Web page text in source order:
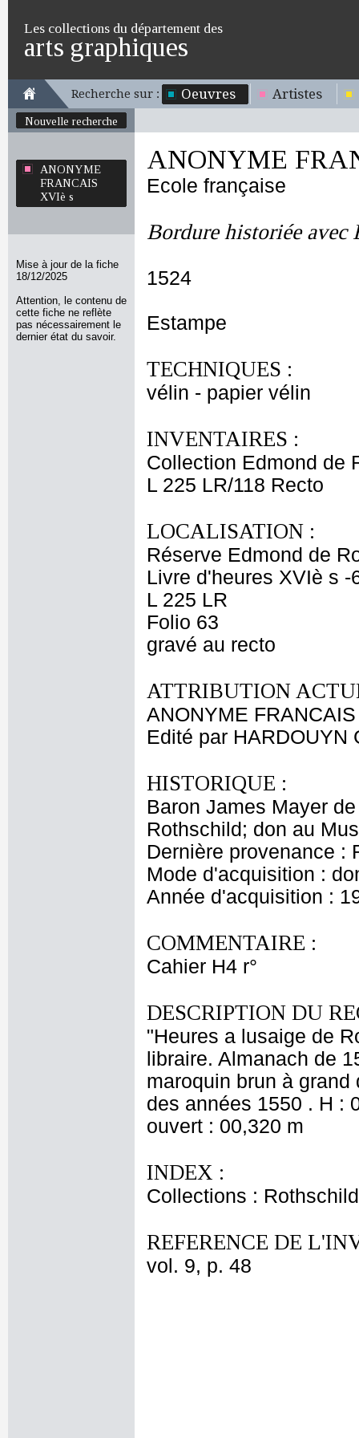
Les collections du département des
arts graphiques
Recherche sur : Oeuvres Artistes
Nouvelle recherche
ANONYME
FRANCAIS
XVIè s
Mise à jour de la fiche
18/12/2025
Attention, le contenu de
cette fiche ne reflète
pas nécessairement le
dernier état du savoir.
ANONYME
Ecole française
Bordure historiée avec
1524
Estampe
TECHNIQUES :
vélin - papier vélin
INVENTAIRES :
Collection Edmond de
L 225 LR/118 Recto
LOCALISATION :
Réserve Edmond de
Livre d'heures XVIè s -
L 225 LR
Folio 63
gravé au recto
ATTRIBUTION
ANONYME
Edité par HARDOUYN
HISTORIQUE :
Baron James Mayer
Rothschild; don au
Dernière provenance :
Mode d'acquisition :
Année d'acquisition :
COMMENTAIRE :
Cahier H4 r°
DESCRIPTION DU
"Heures a lusaige de
libraire. Almanach de
maroquin brun à
des années 1550 . H :
ouvert : 00,320 m
INDEX :
Collections :
REFERENCE DE
vol. 9, p. 48